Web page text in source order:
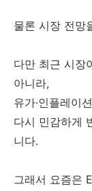
물론 시장 전망
다만 최근 시장
아니라,
유가·인플레이
다시 민감하게
니다.
그래서 요즘은